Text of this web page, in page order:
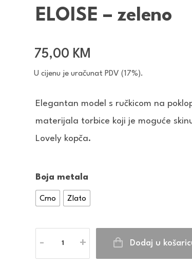
ELOISE – zeleno
75,00 KM
U cijenu je uračunat PDV (17%).
Elegantan model s ručkicom na
materijala torbice koji je moguće
Lovely kopča.
Boja metala
Crno Zlato
Dodaj u